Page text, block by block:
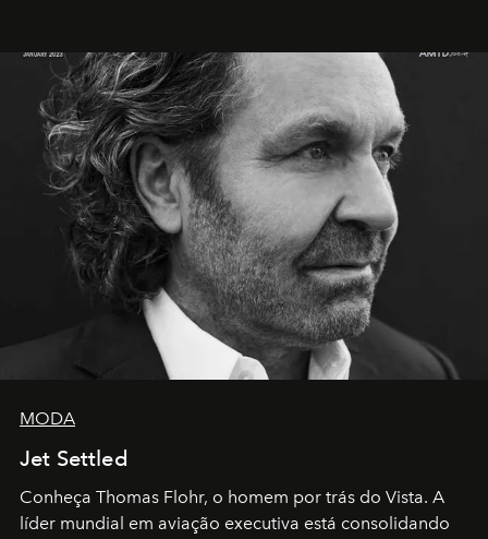
MODA
Jet Settled
Conheça Thomas Flohr, o homem por trás do Vista. A
líder mundial em aviação executiva está consolidando